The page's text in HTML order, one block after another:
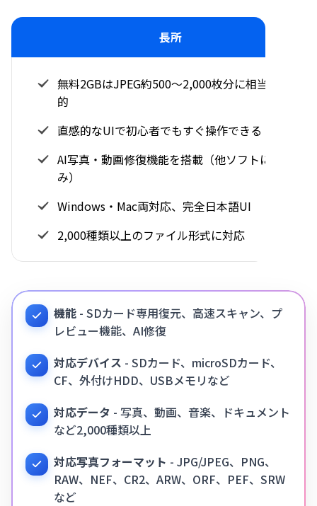
長所
無料2GBはJPEG約500〜2,000枚分に相当し実用
的
直感的なUIで初心者でもすぐ操作できる
AI写真・動画修復機能を搭載（他ソフトにない強
み）
Windows・Mac両対応、完全日本語UI
2,000種類以上のファイル形式に対応
機能 - SDカード専用復元、高速スキャン、プ
レビュー機能、AI修復
対応デバイス - SDカード、microSDカード、
CF、外付けHDD、USBメモリなど
対応データ - 写真、動画、音楽、ドキュメント
など2,000種類以上
対応写真フォーマット - JPG/JPEG、PNG、
RAW、NEF、CR2、ARW、ORF、PEF、SRW
など